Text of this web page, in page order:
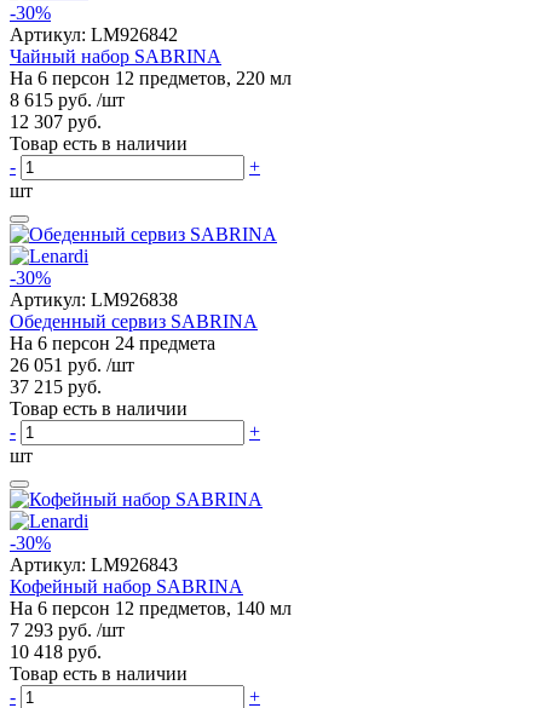
-30%
Артикул: LM926842
Чайный набор SABRINA
На 6 персон 12 предметов, 220 мл
8 615 руб. /шт
12 307 руб.
Товар есть в наличии
-
+
шт
-30%
Артикул: LM926838
Обеденный сервиз SABRINA
На 6 персон 24 предмета
26 051 руб. /шт
37 215 руб.
Товар есть в наличии
-
+
шт
-30%
Артикул: LM926843
Кофейный набор SABRINA
На 6 персон 12 предметов, 140 мл
7 293 руб. /шт
10 418 руб.
Товар есть в наличии
-
+